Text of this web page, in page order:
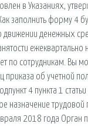
в Указаниях,
заполнить форму 4
движении денежных
ежеквартально
по сотрудникам. Вы
приказа об учетной
4 пункта 1
назначение трудовой
2018 года Орган